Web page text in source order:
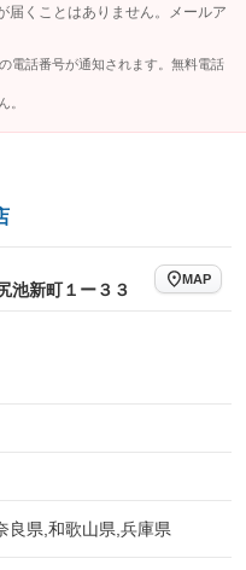
届くことはありません。メールア
電話番号が通知されます。無料電話
。
池新町１ー３３
MAP
良県,和歌山県,兵庫県